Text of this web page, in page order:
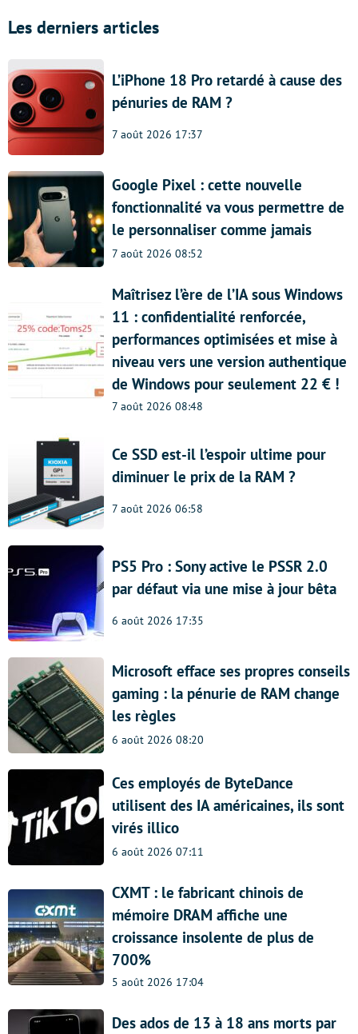
Les derniers articles
L’iPhone 18 Pro retardé à cause des
pénuries de RAM ?
7 août 2026 17:37
Google Pixel : cette nouvelle
fonctionnalité va vous permettre de
le personnaliser comme jamais
7 août 2026 08:52
Maîtrisez l’ère de l’IA sous Windows
11 : confidentialité renforcée,
performances optimisées et mise à
niveau vers une version authentique
de Windows pour seulement 22 € !
7 août 2026 08:48
Ce SSD est-il l’espoir ultime pour
diminuer le prix de la RAM ?
7 août 2026 06:58
PS5 Pro : Sony active le PSSR 2.0
par défaut via une mise à jour bêta
6 août 2026 17:35
Microsoft efface ses propres conseils
gaming : la pénurie de RAM change
les règles
6 août 2026 08:20
Ces employés de ByteDance
utilisent des IA américaines, ils sont
virés illico
6 août 2026 07:11
CXMT : le fabricant chinois de
mémoire DRAM affiche une
croissance insolente de plus de
700%
5 août 2026 17:04
Des ados de 13 à 18 ans morts par